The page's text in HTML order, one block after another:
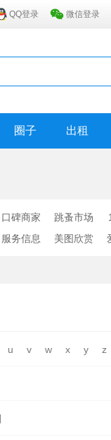
QQ登录 微信登录
圈子 出租
口碑商家 跳蚤市场
服务信息
美图欣赏
u v w x y z